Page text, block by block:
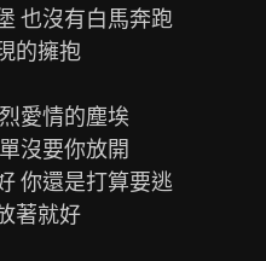
也沒有白馬奔跑
的擁抱
愛情的塵埃
沒要你放開
你還是打算要逃
著就好